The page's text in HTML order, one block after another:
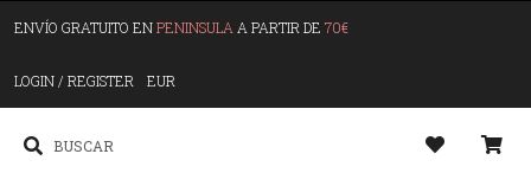
ENVÍO GRATUITO ENPENINSULA A PARTIR DE 70€
LOGIN / REGISTER EUR